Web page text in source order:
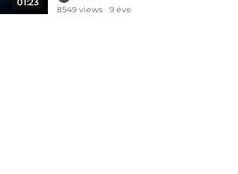
8549 views 9 éve